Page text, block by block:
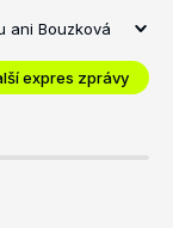
ani Bouzková
expres zprávy